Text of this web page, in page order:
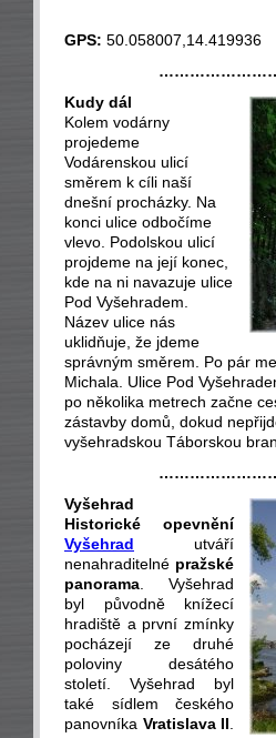
GPS: 50.058007,14.419936
Kudy dál
Kolem vodárny
projedeme
Vodárenskou ulicí
směrem k cíli naší
dnešní procházky. Na
konci ulice odbočíme
vlevo. Podolskou ulicí
projdeme na její konec,
kde na ni navazuje ulice
Pod Vyšehradem.
Název ulice nás
uklidňuje, že jdeme
správným směrem. Po pár
Michala. Ulice Pod
po několika metrech začne
zástavby domů, dokud
vyšehradskou Táborskou
Vyšehrad
Historické opevnění
Vyšehrad utváří
nenahraditelné pražské
panorama. Vyšehrad
byl původně knížecí
hradiště a první zmínky
pocházejí ze druhé
poloviny desátého
století. Vyšehrad byl
také sídlem českého
panovníka Vratislava II.